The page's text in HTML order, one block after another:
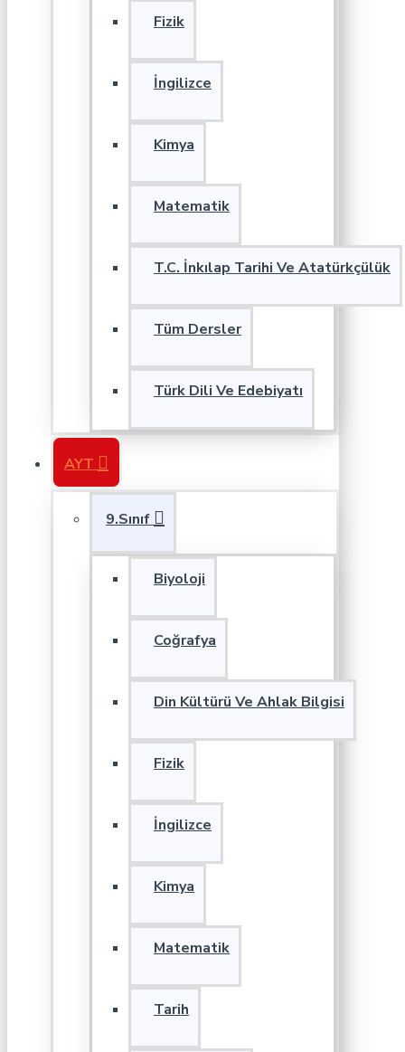
Fizik
İngilizce
Kimya
Matematik
T.C. İnkılap Tarihi Ve Atatürkçülük
Tüm Dersler
Türk Dili Ve Edebiyatı
AYT
9.Sınıf
Biyoloji
Coğrafya
Din Kültürü Ve Ahlak Bilgisi
Fizik
İngilizce
Kimya
Matematik
Tarih